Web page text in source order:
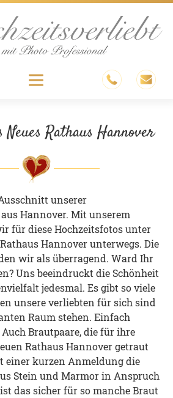
Menu
Rathaus Hannover
unserer
Hannover. Mit unserem
für diese Hochzeitsfotos unter
Hannover unterwegs. Die
wir als überragend. Ward Ihr
Uns beeindruckt die Schönheit
jedesmal. Es gibt so viele
unsere verliebten für sich sind
Raum stehen. Einfach
Brautpaare, die für ihre
Rathaus Hannover getraut
einer kurzen Anmeldung die
Stein und Marmor in Anspruch
das sicher für so manche Braut